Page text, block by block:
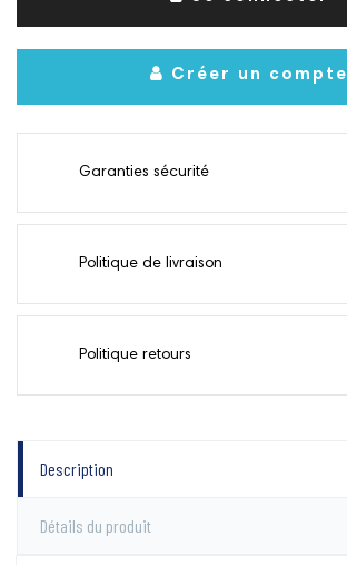
Créer un compte
Garanties sécurité
Politique de livraison
Politique retours
Description
Détails du produit